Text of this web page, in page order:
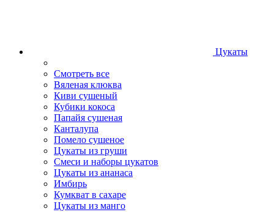
Цукаты
Смотреть все
Вяленая клюква
Киви сушеный
Кубики кокоса
Папайя сушеная
Канталупа
Помело сушеное
Цукаты из груши
Смеси и наборы цукатов
Цукаты из ананаса
Имбирь
Кумкват в сахаре
Цукаты из манго